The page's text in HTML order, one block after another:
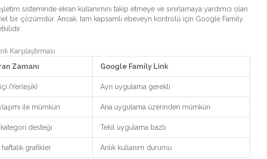
sisteminde ekran kullanımını takip etmeye ve sınırlamaya yardımcı olan
bir çözümdür. Ancak, tam kapsamlı ebeveyn kontrolü için Google Family
Karşılaştırması
Zamanı Google Family Link
(Yerleşik) Ayrı uygulama gerekli
ile mümkün Ana uygulama üzerinden mümkün
kategori desteği Tekil uygulama bazlı
grafikler Anlık kullanım durumu